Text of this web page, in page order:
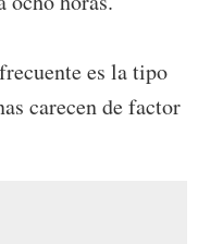
es la tipo
carecen de factor